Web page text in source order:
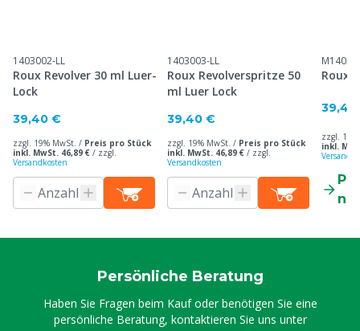
1403002-LL
Roux Revolver 30 ml Luer-
Lock
39,40 €
zzgl. 19% MwSt. / Preis pro Stück
inkl. MwSt. 46,89 € / zzgl.
Versandkosten
1403003-LL
Roux Revolverspritze 50
ml Luer Lock
39,40 €
zzgl. 19% MwSt. / Preis pro Stück
inkl. MwSt. 46,89 € / zzgl.
Versandkosten
Roux
39,40
zzgl.
inkl.
Persönliche Beratung
Haben Sie Fragen beim Kauf oder benötigen Sie eine
persönliche Beratung, kontaktieren Sie uns unter